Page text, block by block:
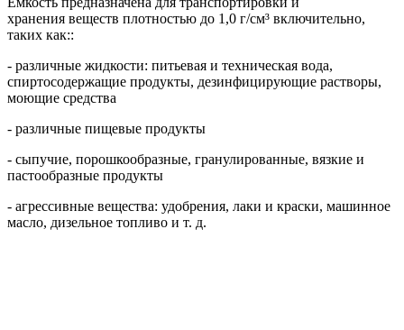
хранения веществ плотностью до 1,0 г/см³ включительно,
таких как::
- различные жидкости: питьевая и техническая вода,
спиртосодержащие продукты, дезинфицирующие растворы,
моющие средства
- различные пищевые продукты
- сыпучие, порошкообразные, гранулированные, вязкие и
пастообразные продукты
- агрессивные вещества: удобрения, лаки и краски, машинное
масло, дизельное топливо и т. д.